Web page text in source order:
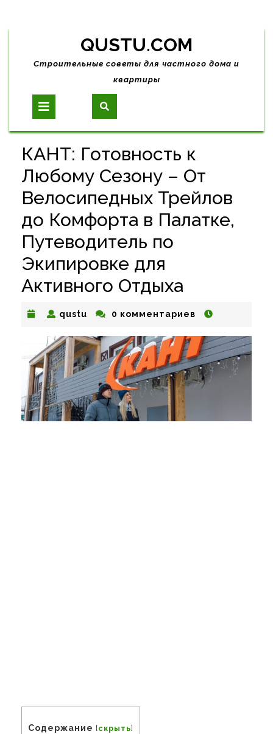
Skip
content
QUSTU.COM
Строительные советы для частного дома и
квартиры
Open
Button
КАНТ: Готовность к
Любому Сезону – От
Велосипедных Трейлов
до Комфорта в Палатке,
Путеводитель по
Экипировке для
Активного Отдыха
qustu qustu0 комментариев
Содержание [скрыть]